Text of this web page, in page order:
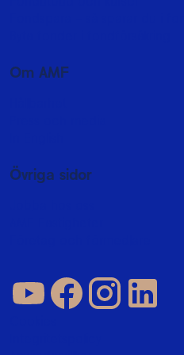
Om AMF
Övriga sidor